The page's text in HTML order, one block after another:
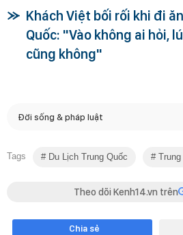
Khách Việt bối rối khi đi
Quốc: "Vào không ai hỏi,
cũng không"
Đời sống & pháp luật
Tags Du Lịch Trung Quốc Trung
Theo dõi Kenh14.vn trên
Chia sẻ